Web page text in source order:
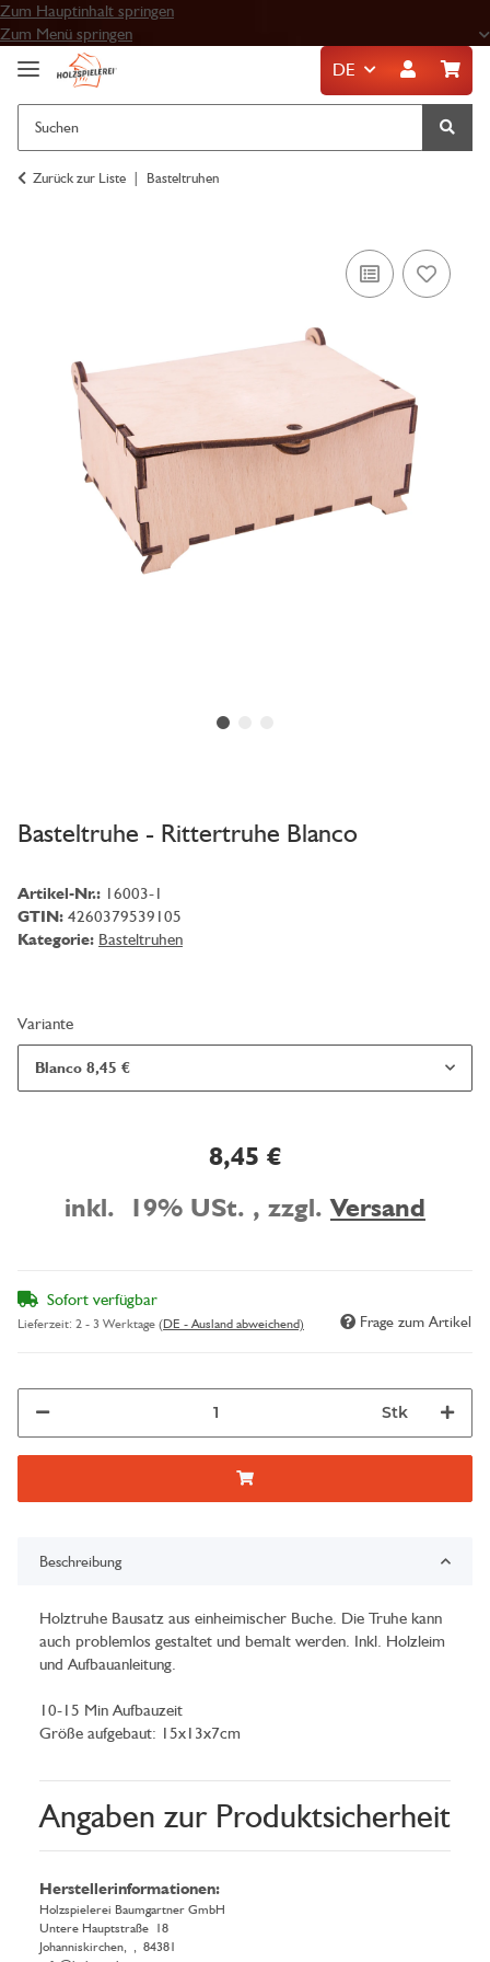
Zum Hauptinhalt springen
Zum Menü springen
DE
Zurück zur Liste Basteltruhen
Basteltruhe - Rittertruhe Blanco
Artikel-Nr.: 16003-1
GTIN: 4260379539105
Kategorie: Basteltruhen
Variante
Blanco 8,45 €
8,45 €
inkl. 19% USt. , zzgl.Versand
Sofort verfügbar
Lieferzeit: 2 - 3 Werktage (DE - Ausland abweichend) Frage zum Artikel
Stk
Beschreibung
Holztruhe Bausatz aus einheimischer Buche. Die Truhe kann
auch problemlos gestaltet und bemalt werden. Inkl. Holzleim
und Aufbauanleitung.
10-15 Min Aufbauzeit
Größe aufgebaut: 15x13x7cm
Angaben zur Produktsicherheit
Herstellerinformationen:
Holzspielerei Baumgartner GmbH
Untere Hauptstraße 18
Johanniskirchen, , 84381